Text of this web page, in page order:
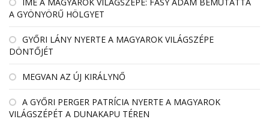
A GYÖNYÖRŰ HÖLGYET
GYŐRI LÁNY NYERTE A MAGYAROK VILÁGSZÉPE
DÖNTŐJÉT
MEGVAN AZ ÚJ KIRÁLYNŐ
A GYŐRI PERGER PATRÍCIA NYERTE A MAGYAROK
VILÁGSZÉPÉT A DUNAKAPU TÉREN